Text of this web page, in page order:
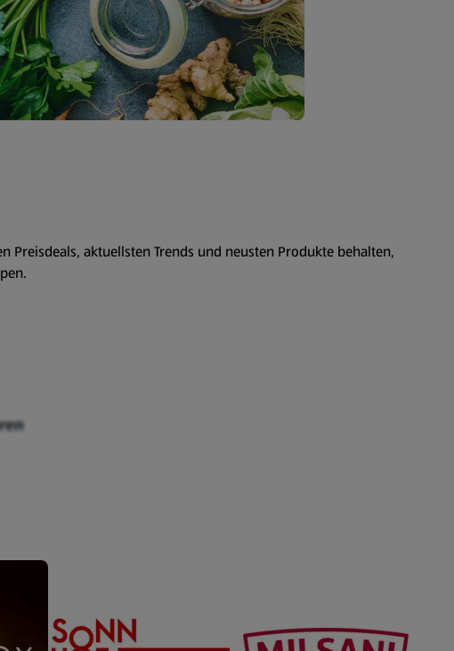
Preisdeals, aktuellsten Trends und neusten Produkte behalten,